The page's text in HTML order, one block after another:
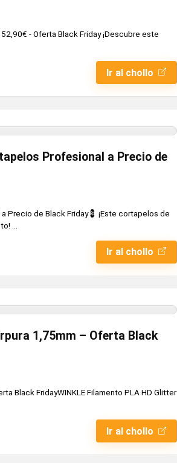
- Oferta Black Friday ¡Descubre este
Ir al chollo
Profesional a Precio de
Precio de Black Friday💈 ¡Este cortapelos de
...
Ir al chollo
1,75mm – Oferta Black
Black FridayWINKLE Filamento PLA HD Glitter
Ir al chollo